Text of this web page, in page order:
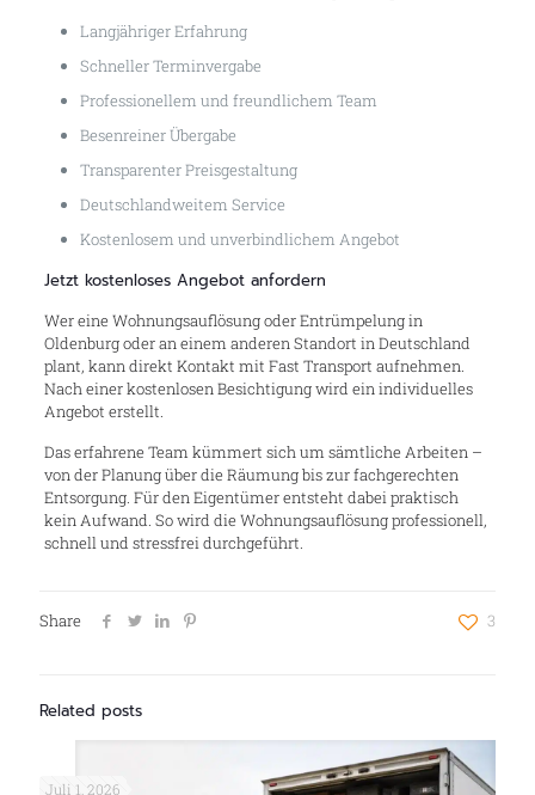
Langjähriger Erfahrung
Schneller Terminvergabe
Professionellem und freundlichem Team
Besenreiner Übergabe
Transparenter Preisgestaltung
Deutschlandweitem Service
Kostenlosem und unverbindlichem Angebot
Jetzt kostenloses Angebot anfordern
Wer eine Wohnungsauflösung oder Entrümpelung in
Oldenburg oder an einem anderen Standort in Deutschland
plant, kann direkt Kontakt mit Fast Transport aufnehmen.
Nach einer kostenlosen Besichtigung wird ein individuelles
Angebot erstellt.
Das erfahrene Team kümmert sich um sämtliche Arbeiten –
von der Planung über die Räumung bis zur fachgerechten
Entsorgung. Für den Eigentümer entsteht dabei praktisch
kein Aufwand. So wird die Wohnungsauflösung professionell,
schnell und stressfrei durchgeführt.
Share 3
Related posts
Juli 1, 2026